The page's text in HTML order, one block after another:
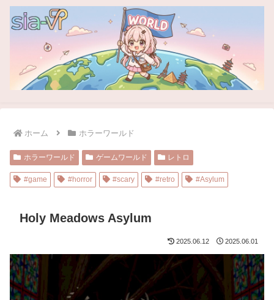
ホーム ホラーワールド
ホラーワールド ゲームワールド レトロ
#game #horror #scary #retro #Asylum
Holy Meadows Asylum
2025.06.12 2025.06.01